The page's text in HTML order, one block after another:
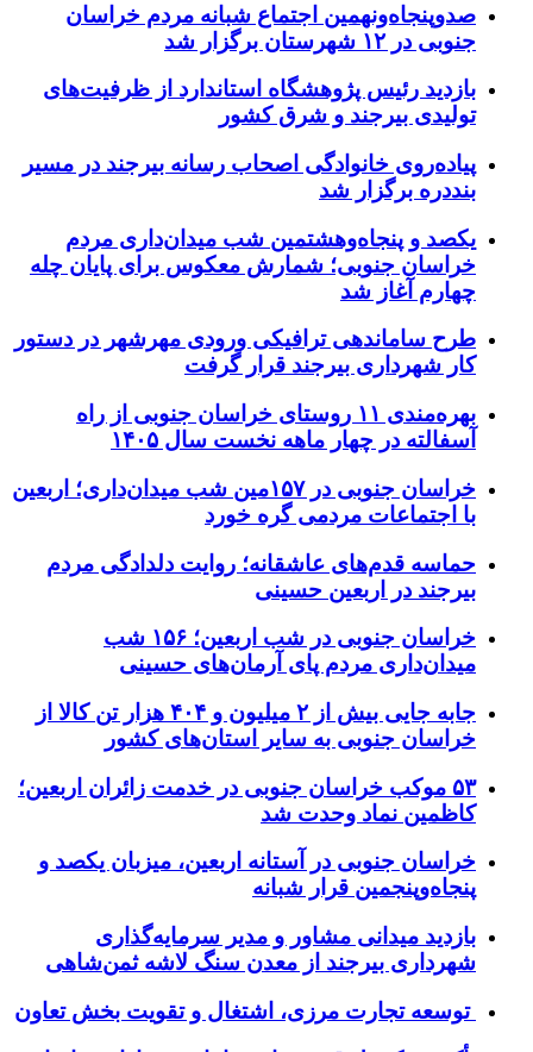
صدوپنجاه‌ونهمین اجتماع شبانه مردم خراسان
جنوبی در ۱۲ شهرستان برگزار شد
بازدید رئیس پژوهشگاه استاندارد از ظرفیت‌های
تولیدی بیرجند و شرق کشور
پیاده‌روی خانوادگی اصحاب رسانه بیرجند در مسیر
بنددره برگزار شد
یکصد و پنجاه‌وهشتمین شب میدان‌داری مردم
خراسان جنوبی؛ شمارش معکوس برای پایان چله
چهارم آغاز شد
طرح ساماندهی ترافیکی ورودی مهرشهر در دستور
کار شهرداری بیرجند قرار گرفت
بهره‌مندی ۱۱ روستای خراسان جنوبی از راه
آسفالته در چهار ماهه نخست سال ۱۴۰۵
خراسان جنوبی در ۱۵۷مین شب میدان‌داری؛ اربعین
با اجتماعات مردمی گره خورد
حماسه قدم‌های عاشقانه؛ روایت دلدادگی مردم
بیرجند در اربعین حسینی
خراسان جنوبی در شب اربعین؛ ۱۵۶ شب
میدان‌داری مردم پای آرمان‌های حسینی
جابه جایی بیش از ۲ میلیون و ۴۰۴ هزار تن کالا از
خراسان جنوبی به سایر استان‌های کشور
۵۳ موکب خراسان جنوبی در خدمت زائران اربعین؛
کاظمین نماد وحدت شد
خراسان جنوبی در آستانه اربعین، میزبان یکصد و
پنجاه‌وپنجمین قرار شبانه
بازدید میدانی مشاور و مدیر سرمایه‌گذاری
شهرداری بیرجند از معدن سنگ لاشه ثمن‌شاهی
توسعه تجارت مرزی، اشتغال و تقویت بخش تعاون